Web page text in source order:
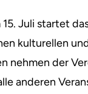
Juli startet
kulturellen
nehmen der
anderen